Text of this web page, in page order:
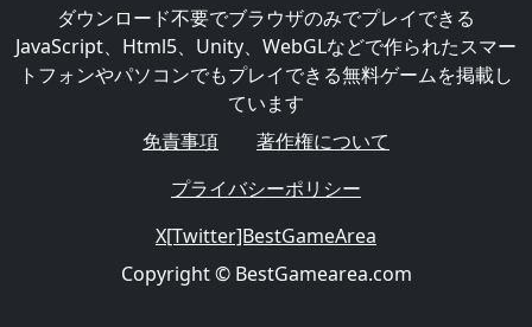
ダウンロード不要でブラウザのみでプレイできる
JavaScript、Html5、Unity、WebGLなどで作られたスマー
トフォンやパソコンでもプレイできる無料ゲームを掲載し
ています
免責事項
著作権について
プライバシーポリシー
X[Twitter]BestGameArea
Copyright © BestGamearea.com